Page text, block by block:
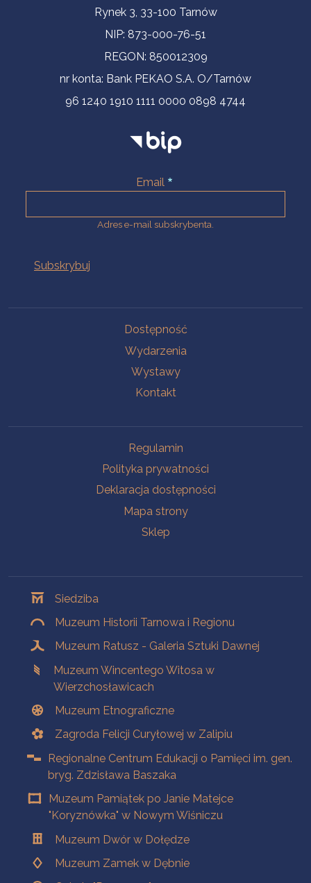
Informacje kontaktoweRynek 3, 33-100 Tarnów
NIP: 873-000-76-51
REGON: 850012309
nr konta: Bank PEKAO S.A. O/Tarnów
96 1240 1910 1111 0000 0898 4744
Email
Adres e-mail subskrybenta.
Dostępność
Wydarzenia
Wystawy
Kontakt
Regulamin
Polityka prywatności
Deklaracja dostępności
Mapa strony
Sklep
Siedziba
Muzeum Historii Tarnowa i Regionu
Muzeum Ratusz - Galeria Sztuki Dawnej
Muzeum Wincentego Witosa w
Wierzchosławicach
Muzeum Etnograficzne
Zagroda Felicji Curyłowej w Zalipiu
Regionalne Centrum Edukacji o Pamięci im. gen.
bryg. Zdzisława Baszaka
Muzeum Pamiątek po Janie Matejce
"Koryznówka" w Nowym Wiśniczu
Muzeum Dwór w Dołędze
Muzeum Zamek w Dębnie